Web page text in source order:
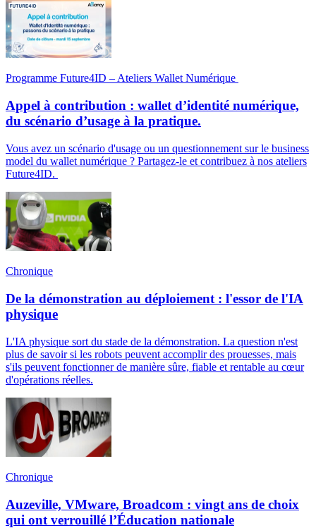
Programme Future4ID – Ateliers Wallet Numérique
Appel à contribution : wallet d’identité numérique,
du scénario d’usage à la pratique.
Vous avez un scénario d'usage ou un questionnement sur le business
model du wallet numérique ? Partagez-le et contribuez à nos ateliers
Future4ID.
Chronique
De la démonstration au déploiement : l'essor de l'IA
physique
L'IA physique sort du stade de la démonstration. La question n'est
plus de savoir si les robots peuvent accomplir des prouesses, mais
s'ils peuvent fonctionner de manière sûre, fiable et rentable au cœur
d'opérations réelles.
Chronique
Auzeville, VMware, Broadcom : vingt ans de choix
qui ont verrouillé l’Éducation nationale